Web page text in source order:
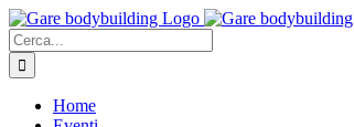
Salta
al
contenuto
Cerca
per:
Home